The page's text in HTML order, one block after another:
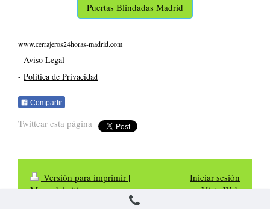
Puertas Blindadas Madrid
www.cerrajeros24horas-madrid.com
- Aviso Legal
- Politica de Privacidad
Compartir
Twittear esta página
Versión para imprimir |
Mapa del sitio
Cerrajeros Madrid 24 Horas
Iniciar sesión
Vista Web